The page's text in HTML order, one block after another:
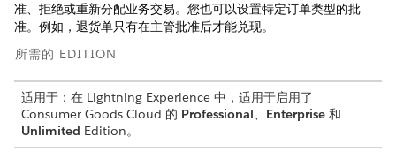
准、拒绝或重新分配业务交易。您也可以设置特定订单类型的批
准。例如，退货单只有在主管批准后才能兑现。
所需的 EDITION
适用于：在 Lightning Experience 中，适用于启用了
Consumer Goods Cloud 的 Professional、 Enterprise 和
Unlimited Edition。